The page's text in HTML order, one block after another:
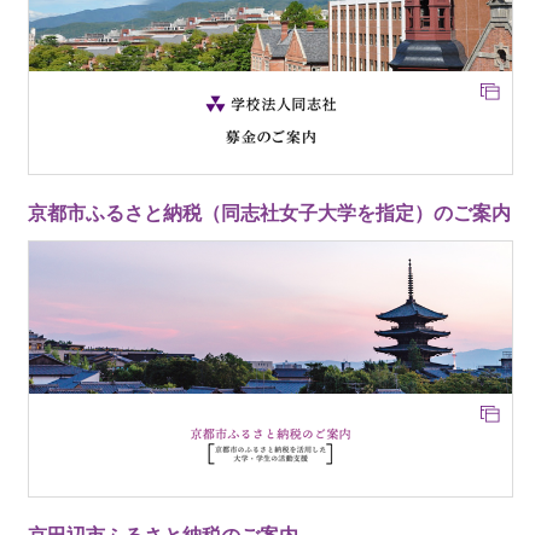
京都市ふるさと納税（同志社女子大学を指定）のご案内